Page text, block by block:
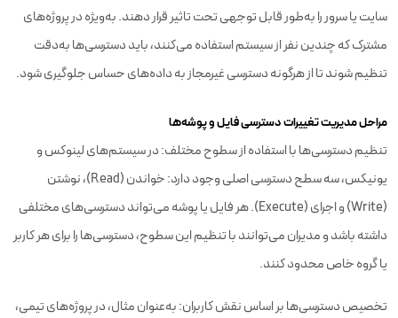
سایت یا سرور را به‌طور قابل توجهی تحت تاثیر قرار دهند. به‌ویژه در پروژه‌های
مشترک که چندین نفر از سیستم استفاده می‌کنند، باید دسترسی‌ها به‌دقت
تنظیم شوند تا از هرگونه دسترسی غیرمجاز به داده‌های حساس جلوگیری شود.
مراحل مدیریت تغییرات دسترسی فایل و پوشه‌ها
تنظیم دسترسی‌ها با استفاده از سطوح مختلف: در سیستم‌های لینوکس و
یونیکس، سه سطح دسترسی اصلی وجود دارد: خواندن (Read)، نوشتن
(Write) و اجرای (Execute). هر فایل یا پوشه می‌تواند دسترسی‌های مختلفی
داشته باشد و مدیران می‌توانند با تنظیم این سطوح، دسترسی‌ها را برای هر کاربر
یا گروه خاص محدود کنند.
تخصیص دسترسی‌ها بر اساس نقش کاربران: به‌عنوان مثال، در پروژه‌های تیمی،